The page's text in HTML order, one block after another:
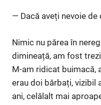
— Dacă aveți nevoie de
Nimic nu părea în
dimineață, am fost
M-am ridicat buimacă,
erau doi bărbați, vizibil
ani, celălalt mai